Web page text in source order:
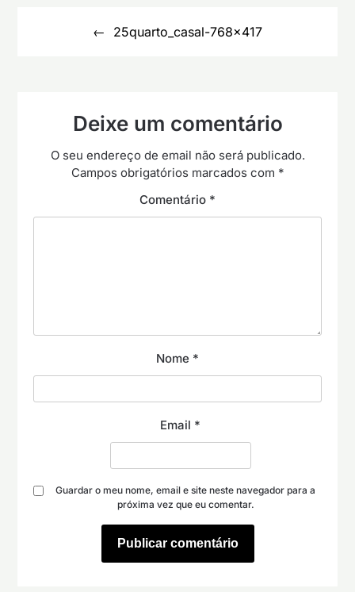
25quarto_casal-768×417
Deixe um comentário
O seu endereço de email não será publicado.
Campos obrigatórios marcados com *
Comentário *
Nome *
Email *
Guardar o meu nome, email e site neste navegador para a
próxima vez que eu comentar.